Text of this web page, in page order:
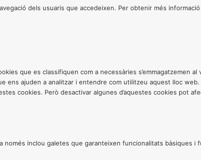
dels usuaris que accedeixen. Per obtenir més
que es classifiquen com a necessàries s’emmagatzemen al
ens ajuden a analitzar i entendre com utilitzeu aquest lloc
cookies. Però desactivar algunes d’aquestes cookies pot
inclou galetes que garanteixen funcionalitats bàsiques i